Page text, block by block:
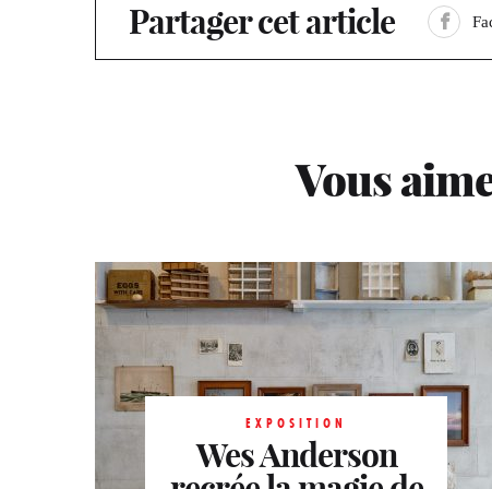
Partager cet article
Vous
EXPOSITION
Wes Anderson
EXPOSITION
Les trésors de la
EXPOSITION